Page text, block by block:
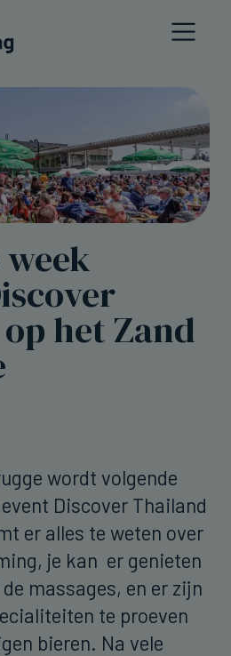
het Zand
wordt volgende
Discover Thailand
er alles te weten over
je kan er genieten
massages, en er zijn
te proeven
bieren. Na vele